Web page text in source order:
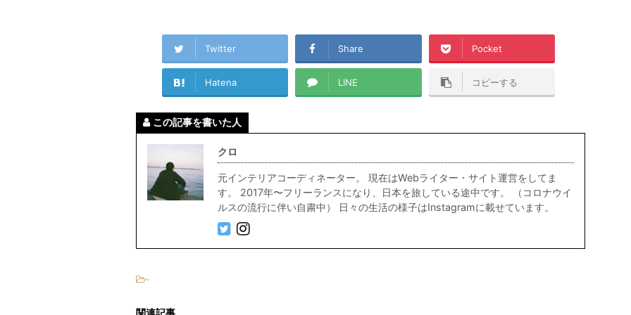
Twitter Share Pocket
Hatena LINE コピーする
この記事を書いた人
クロ
元インテリアコーディネーター。 現在はWebライター・サイト運営をしてま
す。 2017年〜フリーランスになり、日本を旅している途中です。 （コロナウイ
ルスの流行に伴い自粛中） 日々の生活の様子はInstagramに載せています。
-